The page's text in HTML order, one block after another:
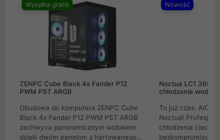
Wysyłka gratis
ZENPC Cube Black 4x Fander P12
PWM PST ARGB
Obudowa do komputera ZENPC Cube
Black 4x Fander P12 PWM PST ARGB
zachwyca panoramicznym widokiem
dzięki dwóm panelom z hartowanego
Nowość
Noctua LC1
chłodzenie wodne
To już czas. AIO
Noctua!
chłodzenia cieczą